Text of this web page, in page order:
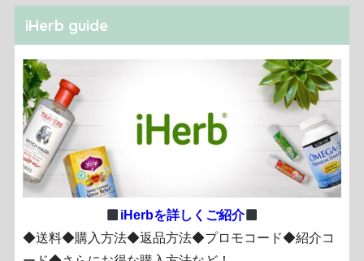
iHerb guide
iHerbを詳しくご紹介
◆送料◆購入方法◆返品方法◆プロモコード◆紹介コ